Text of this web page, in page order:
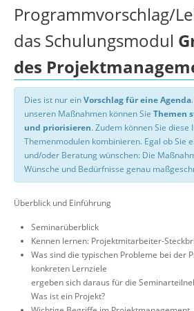
Programmvorschlag/
das Schulungsmodul
des
Dies ist nur einVorschlag für eine Agenda
unseren Maßnahmen können Sie Themen
und priorisieren. Zudem können Sie
Themenmodulen kombinieren. Egal ob Sie
und/oder Beratung wünschen: Die
Wünsche und Bedürfnisse genau
Überblick und Einführung
Seminarüberblick
Kennen lernen: Projektmitarbeiter-
Was sind die typischen Probleme bei der
konkreten Lernziele
ergeben sich daraus für die
Was ist ein Projekt?